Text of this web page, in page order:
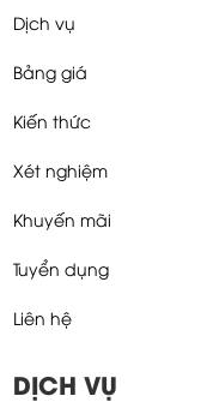
Dịch vụ
Bảng giá
Kiến thức
Xét nghiệm
Khuyến mãi
Tuyển dụng
Liên hệ
DỊCH VỤ